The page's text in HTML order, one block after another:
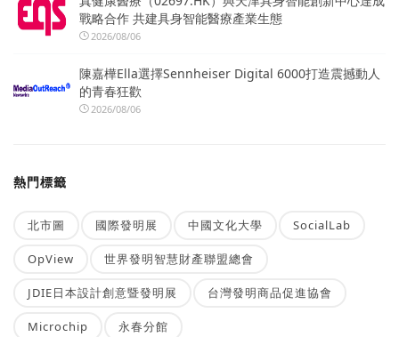
戰略合作 共建具身智能醫療產業生態
2026/08/06
陳嘉樺Ella選擇Sennheiser Digital 6000打造震撼動人
的青春狂歡
2026/08/06
熱門標籤
北市圖 國際發明展 中國文化大學 SocialLab
OpView 世界發明智慧財產聯盟總會
JDIE日本設計創意暨發明展 台灣發明商品促進協會
Microchip 永春分館